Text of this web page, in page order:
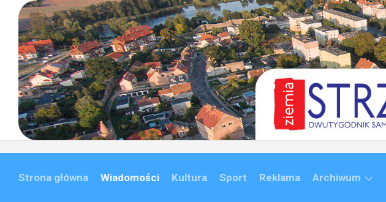
content
Strona główna Wiadomości Kultura Sport Reklama Archiwum